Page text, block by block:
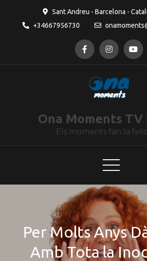
Sant Andreu - Barcelona -
+34667956730
Ona Moments TV
Els moments fan la
Per Molts Anys
Amb Tota la